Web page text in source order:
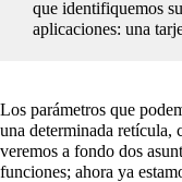
que identifiquemos
aplicaciones: una
Los parámetros que
una determinada retícula,
veremos a fondo dos
funciones; ahora ya